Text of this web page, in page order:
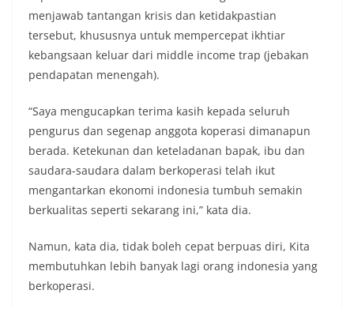
menjawab tantangan krisis dan ketidakpastian
tersebut, khususnya untuk mempercepat ikhtiar
kebangsaan keluar dari middle income trap (jebakan
pendapatan menengah).
“Saya mengucapkan terima kasih kepada seluruh
pengurus dan segenap anggota koperasi dimanapun
berada. Ketekunan dan keteladanan bapak, ibu dan
saudara-saudara dalam berkoperasi telah ikut
mengantarkan ekonomi indonesia tumbuh semakin
berkualitas seperti sekarang ini,” kata dia.
Namun, kata dia, tidak boleh cepat berpuas diri, Kita
membutuhkan lebih banyak lagi orang indonesia yang
berkoperasi.